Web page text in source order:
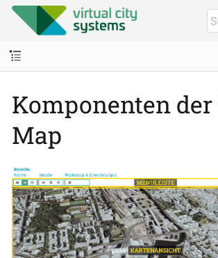
Komponenten der
Map